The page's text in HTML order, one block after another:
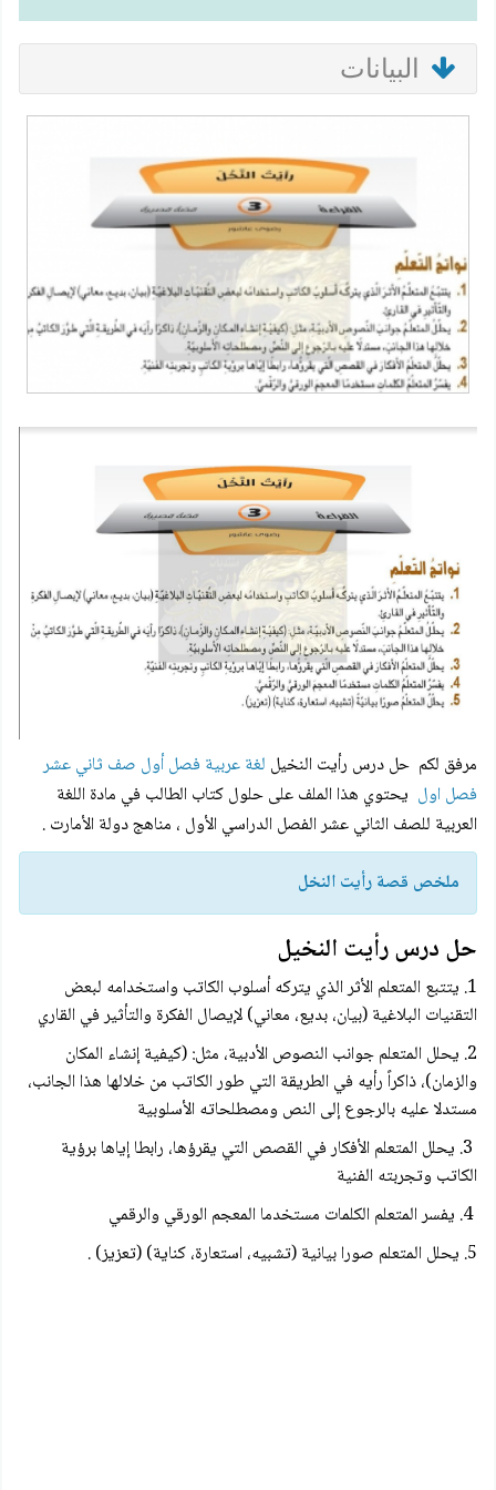
البيانات
مرفق لكم حل درس رأيت النخيل لغة عربية فصل أول صف ثاني عشر
فصل اول يحتوي هذا الملف على حلول كتاب الطالب في مادة اللغة
العربية للصف الثاني عشر الفصل الدراسي الأول ، مناهج دولة الأمارت .
ملخص قصة رأيت النخل
حل درس رأيت النخيل
1. يتتبع المتعلم الأثر الذي يتركه أسلوب الكاتب واستخدامه لبعض
التقنيات البلاغية (بيان، بدیع، معاني) لإيصال الفكرة والتأثير في القاري
2. يحلل المتعلم جوانب النصوص الأدبية، مثل: (كيفية إنشاء المكان
والزمان)، ذاكراً رأيه في الطريقة التي طور الكاتب من خلالها هذا الجانب،
مستدلا عليه بالرجوع إلى النص ومصطلحاته الأسلوبية
3. يحلل المتعلم الأفكار في القصص التي يقرؤها، رابطا إياها برؤية
الكاتب وتجربته الفنية
4. يفسر المتعلم الكلمات مستخدما المعجم الورقي والرقمي
5. يحلل المتعلم صورا بيانية (تشبيه، استعارة، كناية) (تعزيز) .